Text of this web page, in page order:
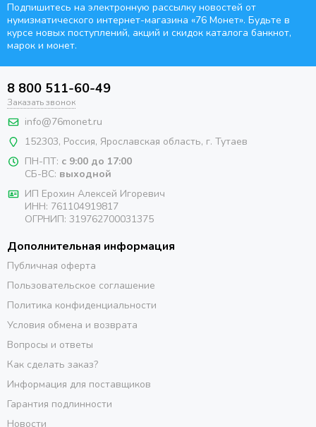
Подпишитесь на электронную рассылку новостей от
нумизматического интернет-магазина «76 Монет». Будьте в
курсе новых поступлений, акций и скидок каталога банкнот,
марок и монет.
8 800 511-60-49
Заказать звонок
info@76monet.ru
152303, Россия, Ярославская область, г. Тутаев
ПН-ПТ: с 9:00 до 17:00
СБ-ВС: выходной
ИП Ерохин Алексей Игоревич
ИНН: 761104919817
ОГРНИП: 319762700031375
Дополнительная информация
Публичная оферта
Пользовательское соглашение
Политика конфиденциальности
Условия обмена и возврата
Вопросы и ответы
Как сделать заказ?
Информация для поставщиков
Гарантия подлинности
Новости